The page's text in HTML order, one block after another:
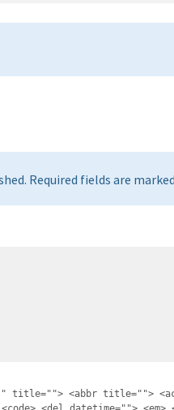
Required fields are
title=""> <abbr title="">